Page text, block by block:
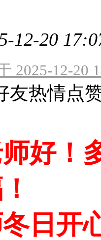
12-20
2025-12-20
友热情点
好！
日开